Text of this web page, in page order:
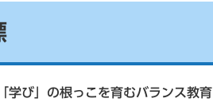
学び」の根っこを育むバランス教育